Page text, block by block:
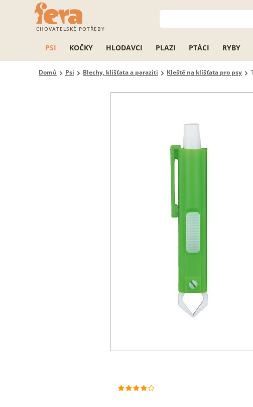
CHOVATELSKÉ POTŘEBY
PSI KOČKY HLODAVCI PLAZI PTÁCI RYBY
Domů Psi Blechy, klíšťata a paraziti Kleště na klíšťata pro psy